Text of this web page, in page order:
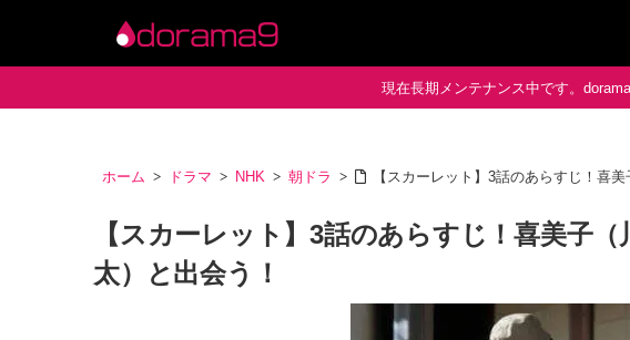
現在長期メンテナンス中です。
ホーム ドラマ NHK 朝ドラ 【スカーレット】3話のあらすじ！喜
【スカーレット】3話のあらすじ！喜美子
太）と出会う！